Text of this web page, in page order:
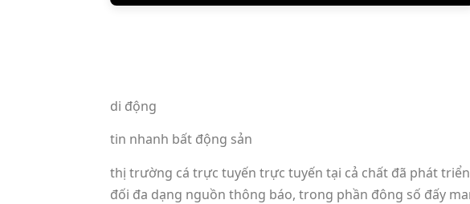
di động
tin nhanh bất động sản
thị trường cá trực tuyến trực tuyến tại cả chất đã phát
đối đa dạng nguồn thông báo, trong phần đông số đấy